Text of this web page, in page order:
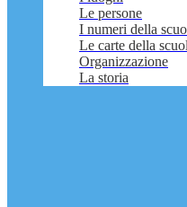
Le persone
I numeri della
Le carte della
Organizzazione
La storia